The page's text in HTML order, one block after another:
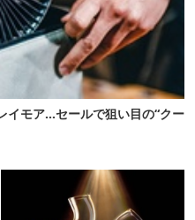
イモア…セールで狙い目の“クー